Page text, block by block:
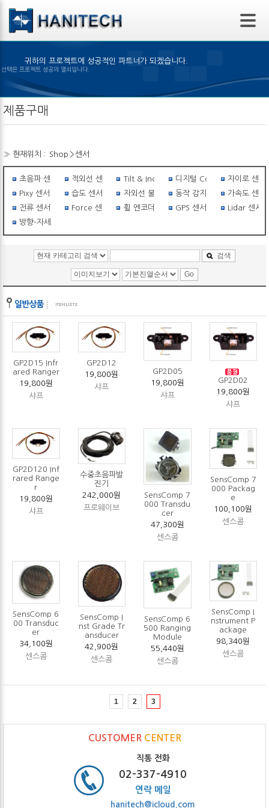
본문 바로가기
귀하의 프로젝트에 성공적인 파트너가 되겠습니다.
제품의 선택은 프로젝트 성공의 열쇠입니다.
제품구매
» 현재위치 : Shop >센서
초음파 센서 적외선 센서 Tilt & Inclinometer디지털 Compass자이로 센서
Pixy 센서
습도 센서 자외선 불꽃감지 센서동작 감지 센서 가속도 센서
전류 센서
Force 센서 휠 엔코더 GPS 센서
Lidar 센서
방향-자세센서
검색
GP2D15 Infr
ared Ranger
19,800원
샤프
GP2D12
19,800원
샤프
GP2D05
19,800원
샤프
GP2D02
19,800원
샤프
GP2D120 Inf
rared Range
r
19,800원
샤프
수중초음파발
진기
242,000원
프로웨이브
SensComp 7
000 Transdu
cer
47,300원
센스콤
SensComp 7
000 Packag
e
100,100원
센스콤
SensComp 6
00 Transduc
er
34,100원
센스콤
SensComp I
nst Grade Tr
ansducer
42,900원
센스콤
SensComp 6
500 Ranging
Module
55,440원
센스콤
SensComp I
nstrument P
ackage
98,340원
센스콤
1 2 3
CUSTOMER CENTER
직통 전화
02-337-4910
연락 메일
hanitech@icloud.com